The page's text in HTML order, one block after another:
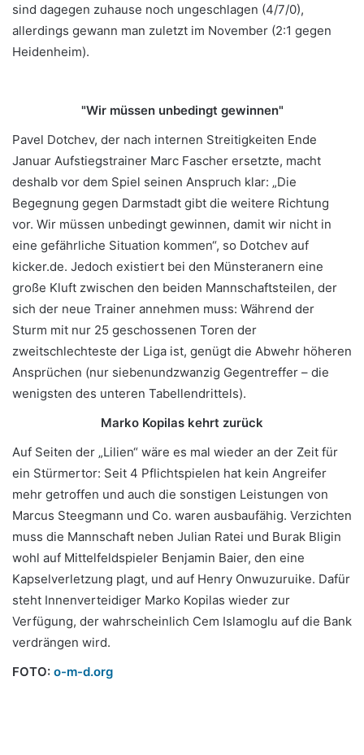
sind dagegen zuhause noch ungeschlagen (4/7/0),
allerdings gewann man zuletzt im November (2:1 gegen
Heidenheim).
"Wir müssen unbedingt gewinnen"
Pavel Dotchev, der nach internen Streitigkeiten Ende
Januar Aufstiegstrainer Marc Fascher ersetzte, macht
deshalb vor dem Spiel seinen Anspruch klar: „Die
Begegnung gegen Darmstadt gibt die weitere Richtung
vor. Wir müssen unbedingt gewinnen, damit wir nicht in
eine gefährliche Situation kommen“, so Dotchev auf
kicker.de. Jedoch existiert bei den Münsteranern eine
große Kluft zwischen den beiden Mannschaftsteilen, der
sich der neue Trainer annehmen muss: Während der
Sturm mit nur 25 geschossenen Toren der
zweitschlechteste der Liga ist, genügt die Abwehr höheren
Ansprüchen (nur siebenundzwanzig Gegentreffer – die
wenigsten des unteren Tabellendrittels).
Marko Kopilas kehrt zurück
Auf Seiten der „Lilien“ wäre es mal wieder an der Zeit für
ein Stürmertor: Seit 4 Pflichtspielen hat kein Angreifer
mehr getroffen und auch die sonstigen Leistungen von
Marcus Steegmann und Co. waren ausbaufähig. Verzichten
muss die Mannschaft neben Julian Ratei und Burak Bligin
wohl auf Mittelfeldspieler Benjamin Baier, den eine
Kapselverletzung plagt, und auf Henry Onwuzuruike. Dafür
steht Innenverteidiger Marko Kopilas wieder zur
Verfügung, der wahrscheinlich Cem Islamoglu auf die Bank
verdrängen wird.
FOTO: o-m-d.org